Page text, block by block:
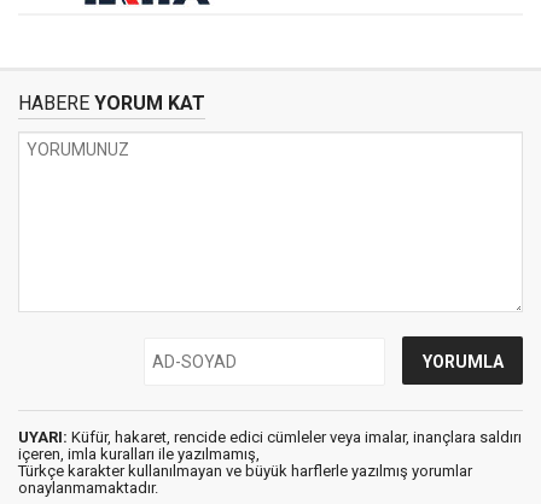
HABERE YORUM KAT
UYARI: Küfür, hakaret, rencide edici cümleler veya imalar, inançlara saldırı
içeren, imla kuralları ile yazılmamış,
Türkçe karakter kullanılmayan ve büyük harflerle yazılmış yorumlar
onaylanmamaktadır.